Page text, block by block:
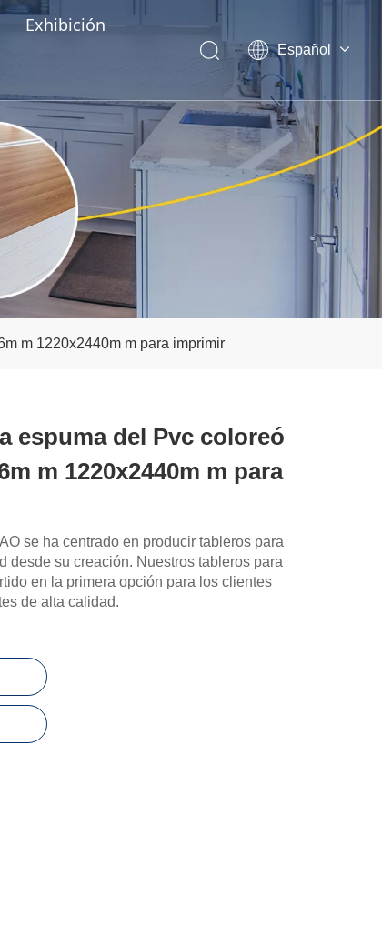
Exhibición
Español
English
العربية
Pусский
Português
m 1220x2440m m para imprimir
espuma del Pvc coloreó
m 1220x2440m m para
se ha centrado en producir tableros para
desde su creación. Nuestros tableros para
en la primera opción para los clientes
de alta calidad.